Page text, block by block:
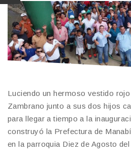
Luciendo un hermoso vestido
Zambrano junto a sus dos hijos
para llegar a tiempo a la
construyó la Prefectura de
en la parroquia Diez de Agosto